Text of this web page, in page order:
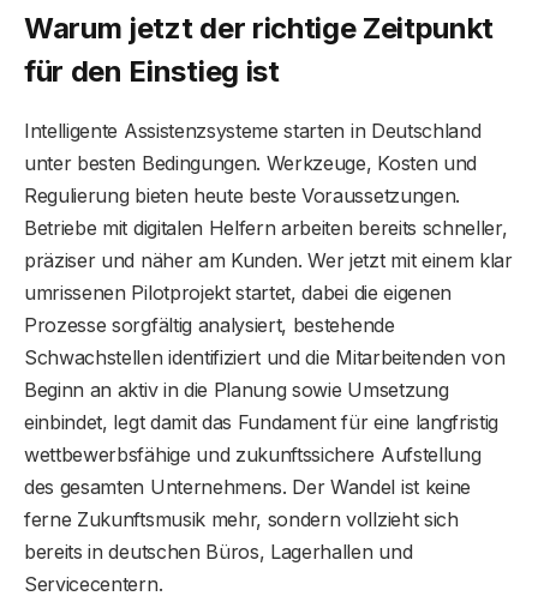
Warum jetzt der richtige Zeitpunkt
für den Einstieg ist
Intelligente Assistenzsysteme starten in Deutschland
unter besten Bedingungen. Werkzeuge, Kosten und
Regulierung bieten heute beste Voraussetzungen.
Betriebe mit digitalen Helfern arbeiten bereits schneller,
präziser und näher am Kunden. Wer jetzt mit einem klar
umrissenen Pilotprojekt startet, dabei die eigenen
Prozesse sorgfältig analysiert, bestehende
Schwachstellen identifiziert und die Mitarbeitenden von
Beginn an aktiv in die Planung sowie Umsetzung
einbindet, legt damit das Fundament für eine langfristig
wettbewerbsfähige und zukunftssichere Aufstellung
des gesamten Unternehmens. Der Wandel ist keine
ferne Zukunftsmusik mehr, sondern vollzieht sich
bereits in deutschen Büros, Lagerhallen und
Servicecentern.